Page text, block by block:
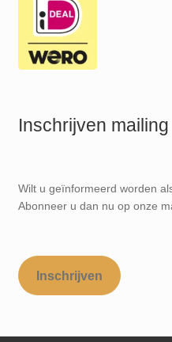
Inschrijven mailing
Wilt u geïnformeerd worden
Abonneer u dan nu op onze
Inschrijven